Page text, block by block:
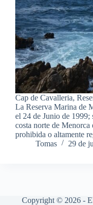
Cap de Cavalleria,
La Reserva Marina de
el 24 de Junio de 1999;
costa norte de Menorca
prohibida o altamente
Tomas
29 de
Copyright © 2026 -